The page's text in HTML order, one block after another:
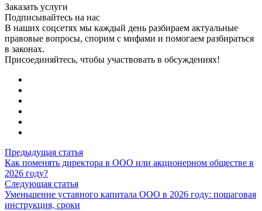
Заказать услуги
Подписывайтесь на нас
В наших соцсетях мы каждый день разбираем актуальные
правовые вопросы, спорим с мифами и помогаем разбираться
в законах.
Присоединяйтесь, чтобы участвовать в обсуждениях!
Предыдущая статья
Как поменять директора в ООО или акционерном обществе в
2026 году?
Следующая статья
Уменьшение уставного капитала ООО в 2026 году: пошаговая
инструкция, сроки